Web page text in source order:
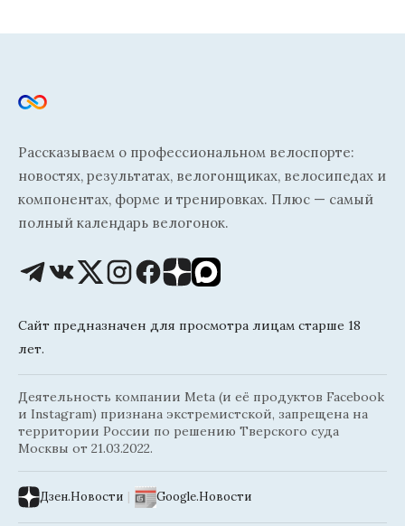
Рассказываем о профессиональном велоспорте:
новостях, результатах, велогонщиках, велосипедах и
компонентах, форме и тренировках. Плюс — самый
полный календарь велогонок.
Сайт предназначен для просмотра лицам старше 18
лет.
Деятельность компании Meta (и её продуктов Facebook
и Instagram) признана экстремистской, запрещена на
территории России по решению Тверского суда
Москвы от 21.03.2022.
Дзен.Новости | Google.Новости